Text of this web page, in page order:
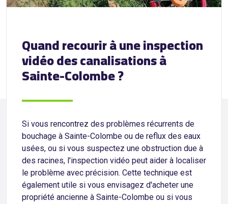
Quand recourir à une inspection
vidéo des canalisations à
Sainte-Colombe ?
Si vous rencontrez des problèmes récurrents de
bouchage à Sainte-Colombe ou de reflux des eaux
usées, ou si vous suspectez une obstruction due à
des racines, l'inspection vidéo peut aider à localiser
le problème avec précision. Cette technique est
également utile si vous envisagez d'acheter une
propriété ancienne à Sainte-Colombe ou si vous